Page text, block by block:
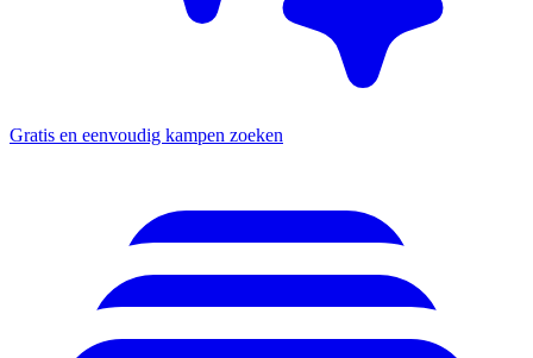
Gratis en eenvoudig kampen zoeken